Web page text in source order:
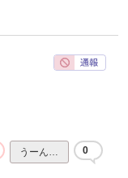
うーん… 0